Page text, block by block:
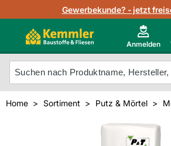
Gewerbekunde? - jetzt
Anmelden
Lagerbestand in Echtzeit
Nutzerverwaltung
Photovoltaik Konfigurator
Neu im Onlineshop?
Mein Konto
Home Sortiment Putz & Mörtel